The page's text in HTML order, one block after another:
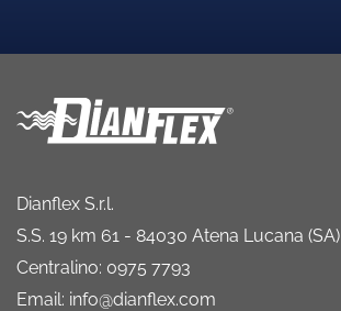
Dianflex S.r.l.
S.S. 19 km 61 - 84030 Atena Lucana (SA)
Centralino: 0975 7793
Email: info@dianflex.com